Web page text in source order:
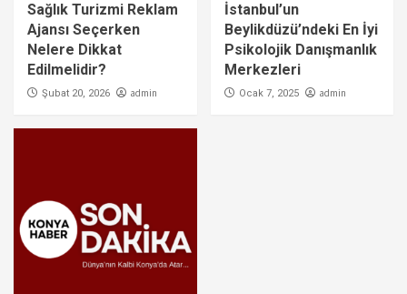
Sağlık Turizmi Reklam
Ajansı Seçerken
Nelere Dikkat
Edilmelidir?
Şubat 20, 2026 admin
İstanbul’un
Beylikdüzü’ndeki En İyi
Psikolojik Danışmanlık
Merkezleri
Ocak 7, 2025 admin